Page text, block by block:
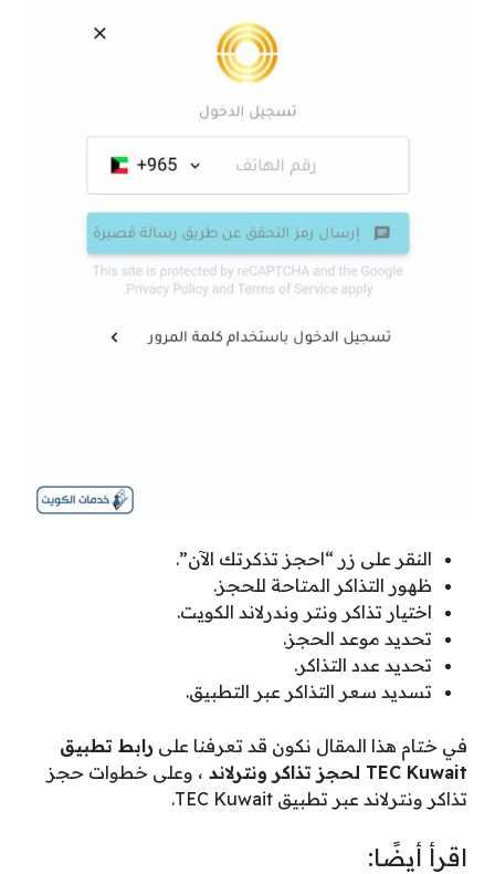
النقر على زر “احجز تذكرتك الآن”.
ظهور التذاكر المتاحة للحجز.
اختيار تذاكر ونتر وندرلاند الكويت.
تحديد موعد الحجز.
تحديد عدد التذاكر.
تسديد سعر التذاكر عبر التطبيق.
في ختام هذا المقال نكون قد تعرفنا على رابط تطبيق
TEC Kuwait لحجز تذاكر ونترلاند
، وعلى خطوات حجز
تذاكر ونترلاند عبر تطبيق TEC Kuwait.
اقرأ أيضًا: